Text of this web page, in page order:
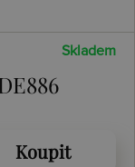
Skladem
Koupit